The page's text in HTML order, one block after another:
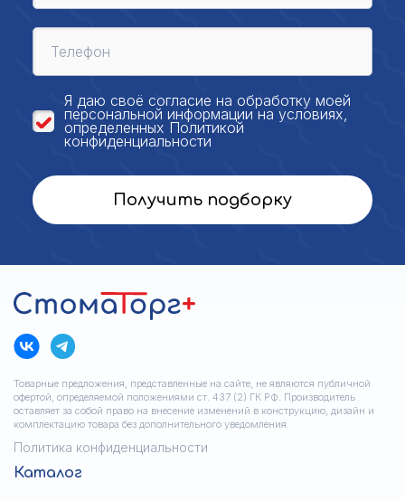
Я даю своё согласие на обработку моей
персональной информации на условиях,
определенных Политикой
конфиденциальности
Получить подборку
Товарные предложения, представленные на сайте, не являются публичной
офертой, определяемой положениями ст. 437 (2) ГК РФ. Производитель
оставляет за собой право на внесение изменений в конструкцию, дизайн и
комплектацию товара без дополнительного уведомления.
Политика конфиденциальности
Каталог